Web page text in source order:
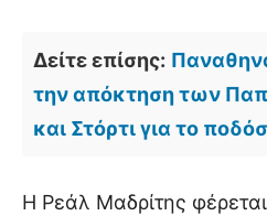
Δείτε επίσης:
την απόκτηση των
και Στόρτι για το
Η Ρεάλ Μαδρίτης